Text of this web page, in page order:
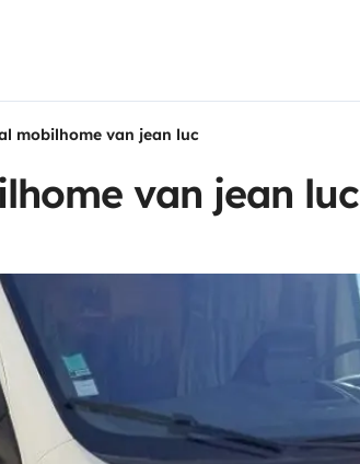
mobilhome van jean luc
van jean luc